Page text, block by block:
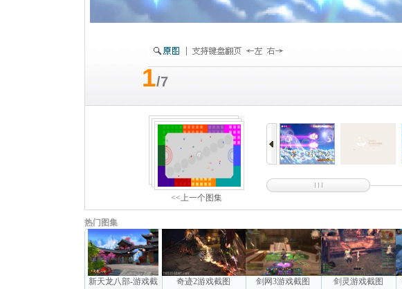
1/7
<<上一个图集
热门图集
新天龙八部-游戏截
奇迹2游戏截图 剑网3游戏截图 剑灵游戏截图